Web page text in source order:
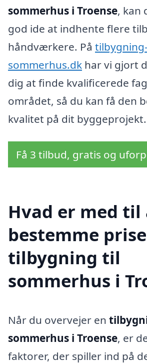
sommerhus i Troense, kan
god ide at indhente flere
håndværkere. På tilbygning-
sommerhus.dk har vi gjort
dig at finde kvalificerede
området, så du kan få den
kvalitet på dit byggeprojekt.
Få 3 tilbud, gratis og
Hvad er med til
bestemme
tilbygning til
sommerhus i
Når du overvejer en
sommerhus i Troense, er
faktorer, der spiller ind på